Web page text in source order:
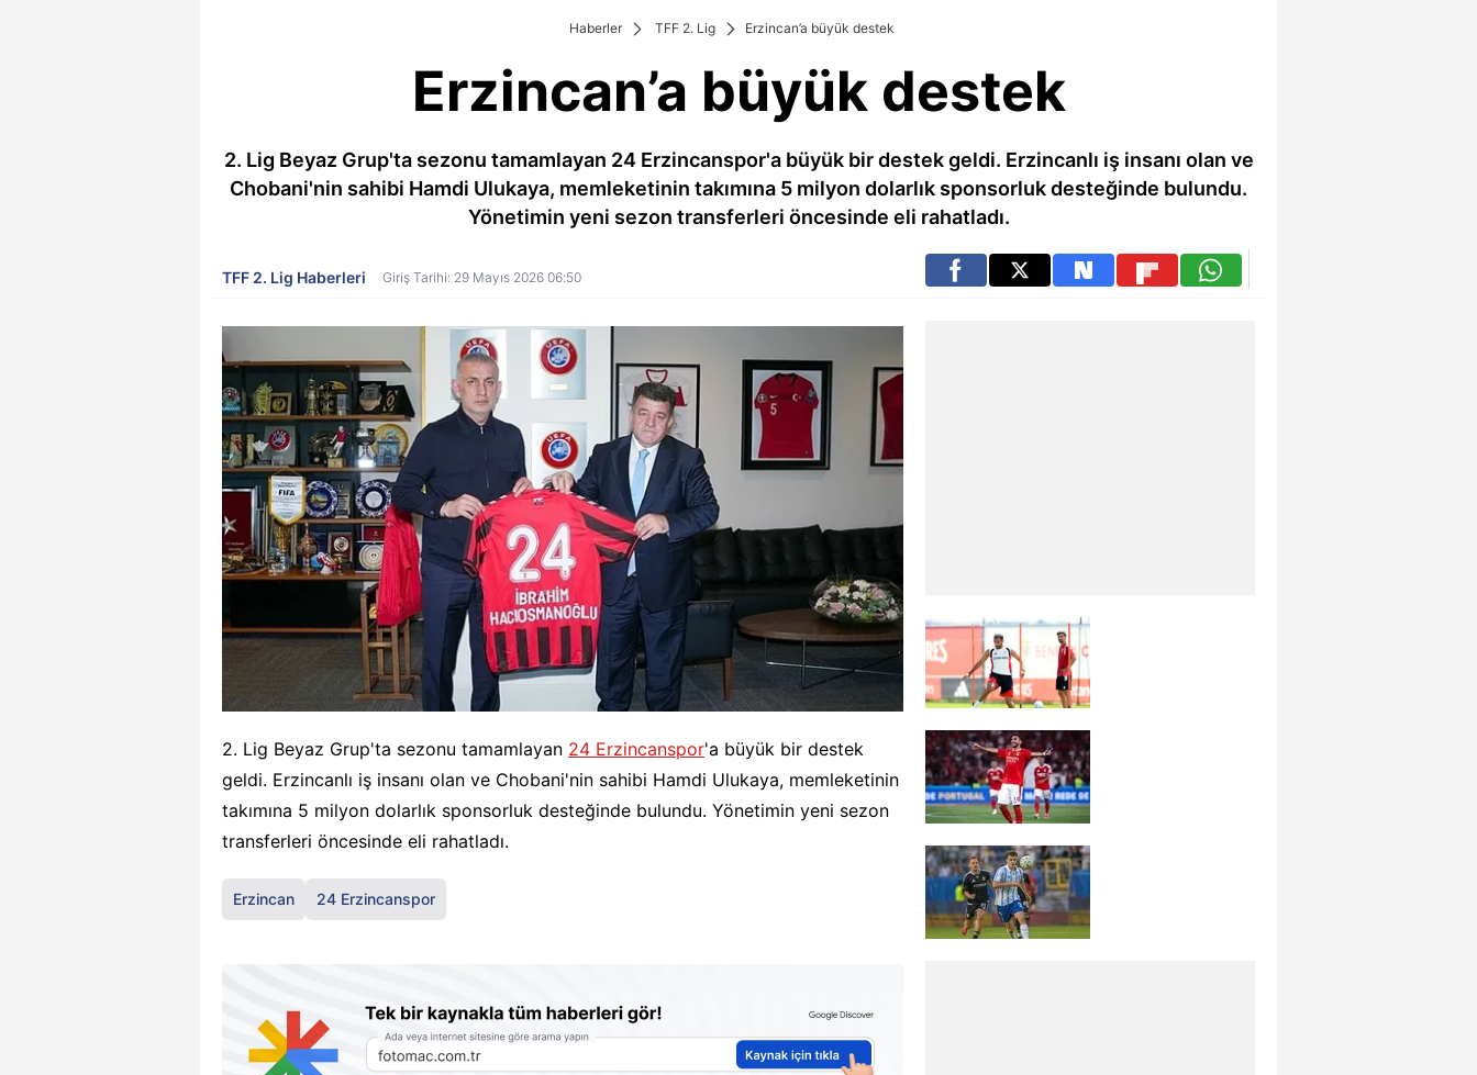
Haberler TFF 2. Lig Erzincan’a büyük destek
Erzincan’a büyük destek
2. Lig Beyaz Grup'ta sezonu tamamlayan 24 Erzincanspor'a büyük bir destek geldi. Erzincanlı iş insanı olan ve
Chobani'nin sahibi Hamdi Ulukaya, memleketinin takımına 5 milyon dolarlık sponsorluk desteğinde bulundu.
Yönetimin yeni sezon transferleri öncesinde eli rahatladı.
TFF 2. Lig Haberleri Giriş Tarihi: 29 Mayıs 2026 06:50
2. Lig Beyaz Grup'ta sezonu tamamlayan 24 Erzincanspor'a büyük bir destek
geldi. Erzincanlı iş insanı olan ve Chobani'nin sahibi Hamdi Ulukaya, memleketinin
takımına 5 milyon dolarlık sponsorluk desteğinde bulundu. Yönetimin yeni sezon
transferleri öncesinde eli rahatladı.
Erzincan 24 Erzincanspor